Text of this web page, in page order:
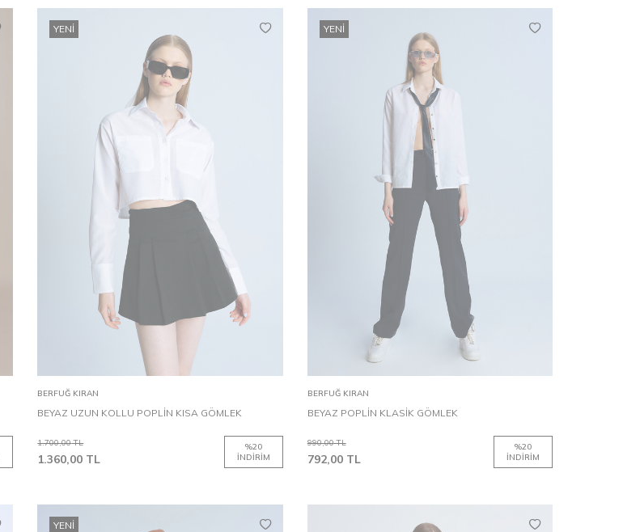
YENI
Sepete Ekle
BERFUĞ KIRAN
BEYAZ UZUN KOLLU POPLİN KISA GÖMLEK
1.700,00TL
1.360,00 TL
%20
İNDIRIM
YENI
Sepete Ekle
BERFUĞ KIRAN
BEYAZ POPLİN KLASİK GÖMLEK
990,00TL
792,00TL
%20
İNDIRIM
YENI